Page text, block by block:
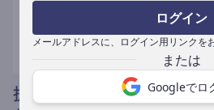
ログイン
メールアドレスに、ログイン用リンクを
Googleでロ
提携媒体による記事買い取